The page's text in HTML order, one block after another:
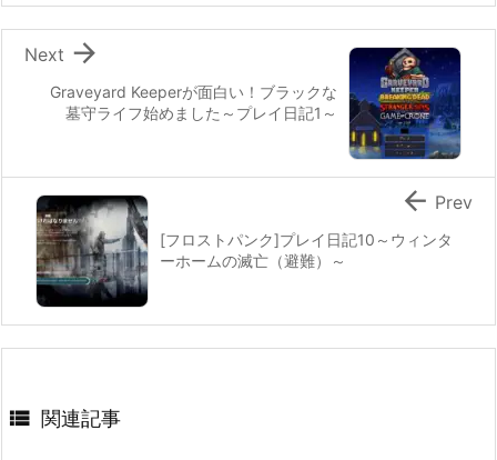
Graveyard Keeperが面白い！ブラックな
墓守ライフ始めました～プレイ日記1～

Next
[フロストパンク]プレイ日記10～ウィンタ
ーホームの滅亡（避難）～
 Prev
 関連記事